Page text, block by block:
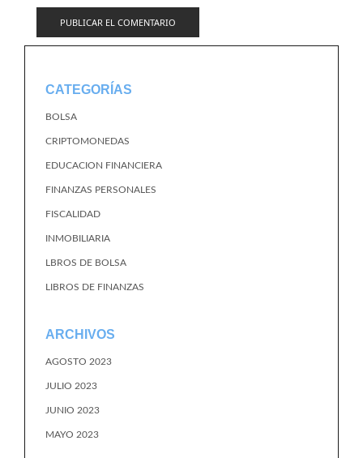
CATEGORÍAS
BOLSA
CRIPTOMONEDAS
EDUCACION FINANCIERA
FINANZAS PERSONALES
FISCALIDAD
INMOBILIARIA
LBROS DE BOLSA
LIBROS DE FINANZAS
ARCHIVOS
AGOSTO 2023
JULIO 2023
JUNIO 2023
MAYO 2023